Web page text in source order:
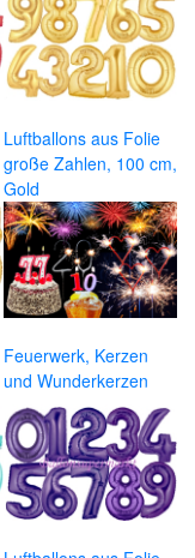
Luftballons aus Folie
große Zahlen, 100 cm,
Gold
Feuerwerk, Kerzen
und Wunderkerzen